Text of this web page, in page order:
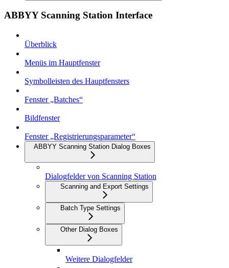
ABBYY Scanning Station Interface
Überblick
Menüs im Hauptfenster
Symbolleisten des Hauptfensters
Fenster „Batches“
Bildfenster
Fenster „Registrierungsparameter“
ABBYY Scanning Station Dialog Boxes
Dialogfelder von Scanning Station
Scanning and Export Settings
Batch Type Settings
Other Dialog Boxes
Weitere Dialogfelder